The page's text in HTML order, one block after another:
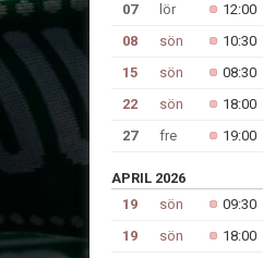
07
lör 12:00
08
sön 10:30
15
sön 08:30
22
sön 18:00
27
fre 19:00
APRIL 2026
19
sön 09:30
19
sön 18:00